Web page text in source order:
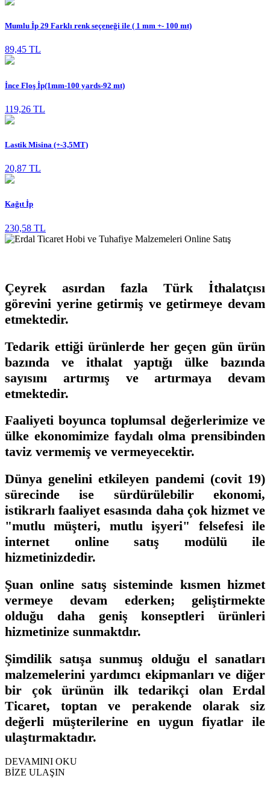
Mumlu İp 29 Farklı renk seçeneği ile ( 1 mm +- 100 mt)
89,45 TL
İnce Floş İp(1mm-100 yards-92 mt)
119,26 TL
Lastik Misina (+-3,5MT)
20,87 TL
Kağıt İp
230,58 TL
Çeyrek asırdan fazla Türk İthalatçısı
görevini yerine getirmiş ve getirmeye devam
etmektedir.
Tedarik ettiği ürünlerde her geçen gün ürün
bazında ve ithalat yaptığı ülke bazında
sayısını artırmış ve artırmaya devam
etmektedir.
Faaliyeti boyunca toplumsal değerlerimize ve
ülke ekonomimize faydalı olma prensibinden
taviz vermemiş ve vermeyecektir.
Dünya genelini etkileyen pandemi (covit 19)
sürecinde ise sürdürülebilir ekonomi,
istikrarlı faaliyet esasında daha çok hizmet ve
"mutlu müşteri, mutlu işyeri" felsefesi ile
internet online satış modülü ile
hizmetinizdedir.
Şuan online satış sisteminde kısmen hizmet
vermeye devam ederken; geliştirmekte
olduğu daha geniş konseptleri ürünleri
hizmetinize sunmaktdır.
Şimdilik satışa sunmuş olduğu el sanatları
malzemelerini yardımcı ekipmanları ve diğer
bir çok ürünün ilk tedarikçi olan Erdal
Ticaret, toptan ve perakende olarak siz
değerli müşterilerine en uygun fiyatlar ile
ulaştırmaktadır.
DEVAMINI OKU
BİZE ULAŞIN